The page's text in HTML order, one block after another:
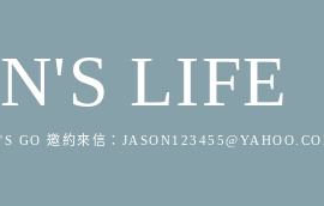
LIFE
GO 邀約來信：